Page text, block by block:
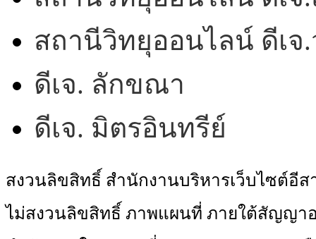
สถานีวิทยุออนไลน์ ดีเ
ดีเจ. ลักขณา
ดีเจ. มิตรอินทรีย์
สงวนลิขสิทธิ์ สำนักงานบริหารเว็บไซต์อีส
ไม่สงวนลิขสิทธิ์ ภาพแผนที่ ภายใต้สัญญ